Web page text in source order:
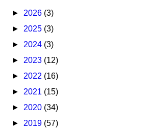
► 2026 (3)
► 2025 (3)
► 2024 (3)
► 2023 (12)
► 2022 (16)
► 2021 (15)
► 2020 (34)
► 2019 (57)